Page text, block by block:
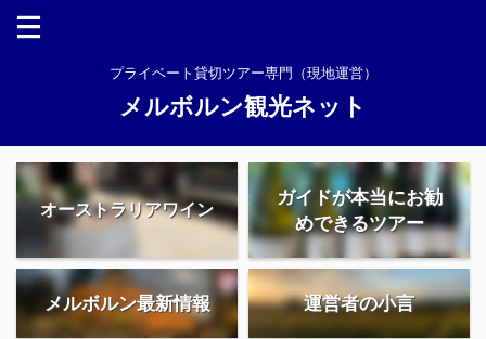
プライベート貸切ツアー専門（現地運営）
メルボルン観光ネット
オーストラリアワイン
ガイドが本当にお勧
めできるツアー
メルボルン最新情報 運営者の小言